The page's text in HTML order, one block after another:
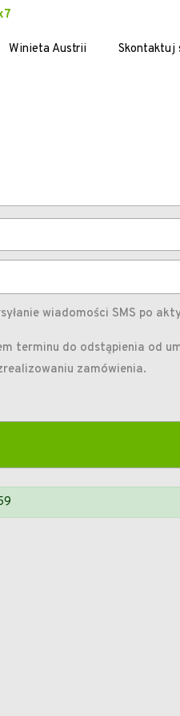
Winieta Austrii Skontaktuj
wiadomości SMS po
terminu do odstąpienia od
zamówienia.